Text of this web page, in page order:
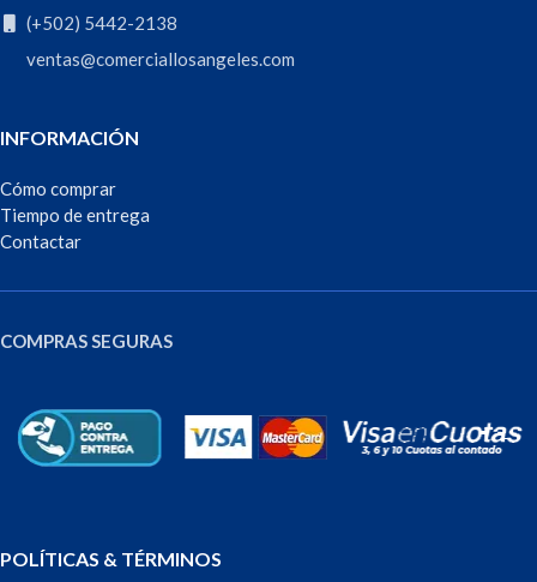
(+502) 5442-2138
ventas@comerciallosangeles.com
INFORMACIÓN
Cómo comprar
Tiempo de entrega
Contactar
COMPRAS SEGURAS
POLÍTICAS & TÉRMINOS